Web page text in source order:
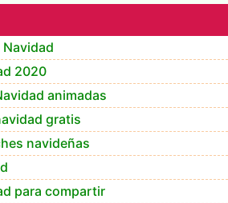
buenos días navideños
2020
animadas
gratis
navideñas
para compartir